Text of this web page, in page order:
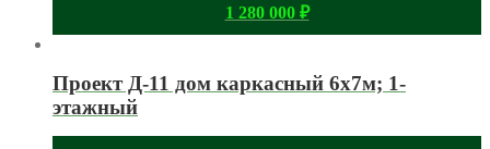
1 280 000 ₽
Проект Д-11 дом каркасный 6х7м; 1-
этажный